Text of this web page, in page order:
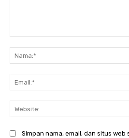
Simpan nama, email, dan situs